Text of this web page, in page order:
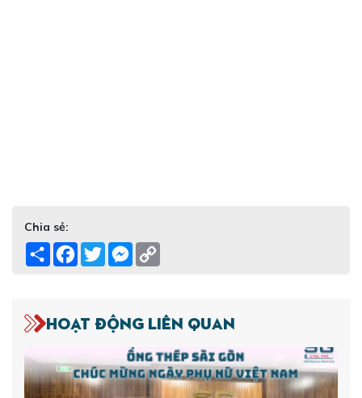
Chia sẻ:
ShareFacebook
TwitterMessenger
Hoạt động liên quan